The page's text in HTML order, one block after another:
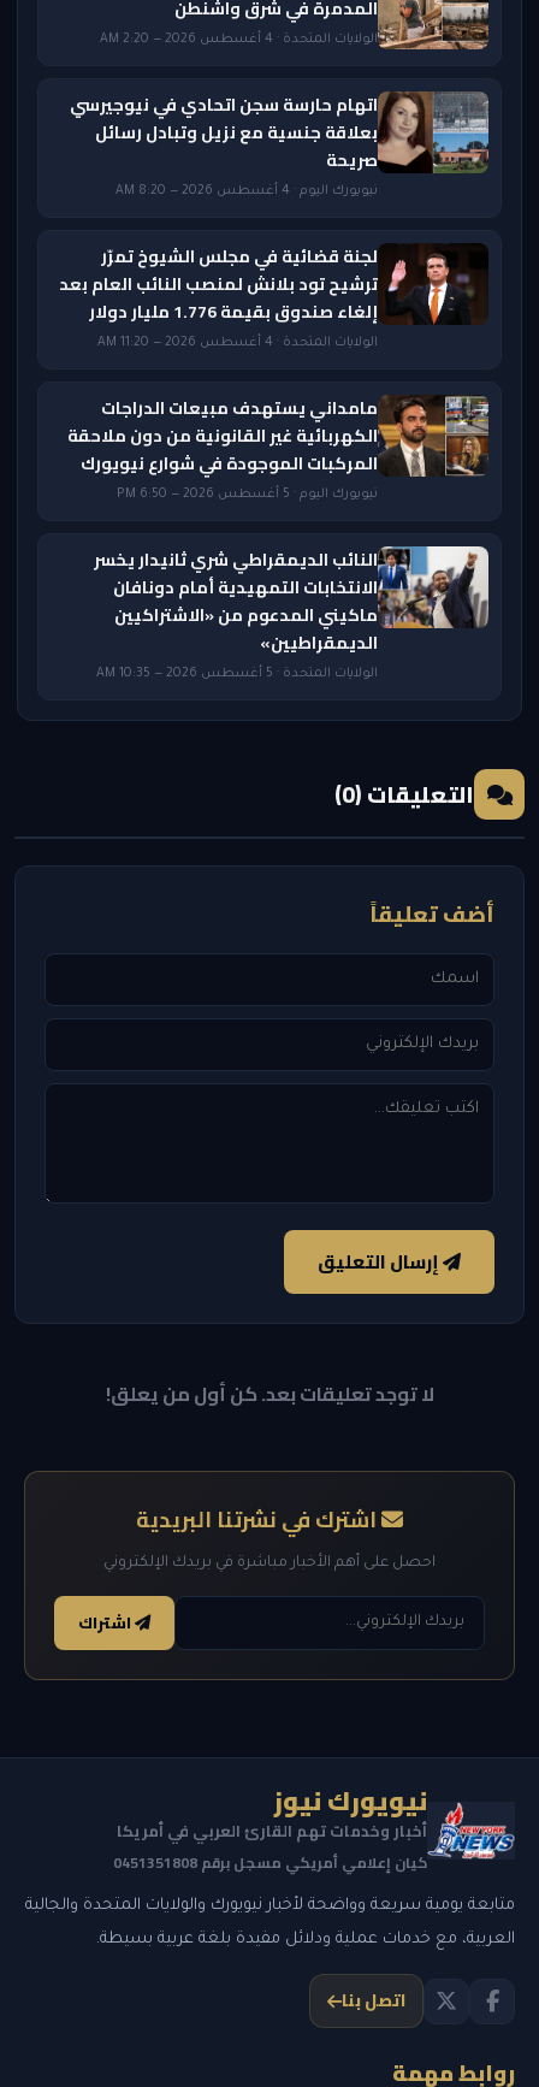
المدمرة في شرق واشنطن
الولايات المتحدة · 4 أغسطس 2026 — 2:20 AM
اتهام حارسة سجن اتحادي في نيوجيرسي
بعلاقة جنسية مع نزيل وتبادل رسائل
صريحة
نيويورك اليوم · 4 أغسطس 2026 — 8:20 AM
لجنة قضائية في مجلس الشيوخ تمرّر
ترشيح تود بلانش لمنصب النائب العام بعد
إلغاء صندوق بقيمة 1.776 مليار دولار
الولايات المتحدة · 4 أغسطس 2026 — 11:20 AM
مامداني يستهدف مبيعات الدراجات
الكهربائية غير القانونية من دون ملاحقة
المركبات الموجودة في شوارع نيويورك
نيويورك اليوم · 5 أغسطس 2026 — 6:50 PM
النائب الديمقراطي شري ثانيدار يخسر
الانتخابات التمهيدية أمام دونافان
ماكيني المدعوم من «الاشتراكيين
الديمقراطيين»
الولايات المتحدة · 5 أغسطس 2026 — 10:35 AM
التعليقات (0)
أضف تعليقاً
إرسال التعليق
لا توجد تعليقات بعد. كن أول من يعلق!
اشترك في نشرتنا البريدية
احصل على أهم الأخبار مباشرة في بريدك الإلكتروني
اشتراك
نيويورك نيوز
أخبار وخدمات تهم القارئ العربي في أمريكا
كيان إعلامي أمريكي مسجل برقم 0451351808
متابعة يومية سريعة وواضحة لأخبار نيويورك والولايات المتحدة والجالية
العربية، مع خدمات عملية ودلائل مفيدة بلغة عربية بسيطة.
اتصل بنا
روابط مهمة